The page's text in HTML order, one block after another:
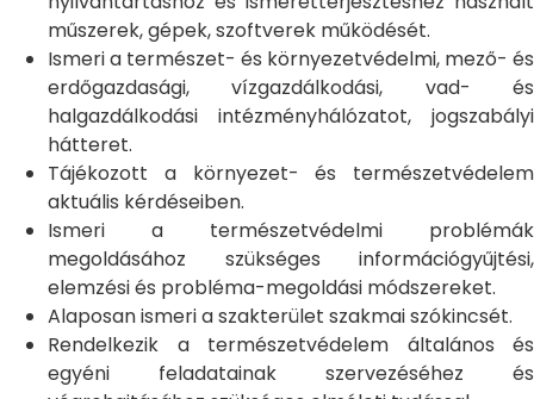
műszerek, gépek, szoftverek működését.
Ismeri a természet- és környezetvédelmi, mező- és
erdőgazdasági, vízgazdálkodási, vad- és
halgazdálkodási intézményhálózatot, jogszabályi
hátteret.
Tájékozott a környezet- és természetvédelem
aktuális kérdéseiben.
Ismeri a természetvédelmi problémák
megoldásához szükséges információgyűjtési,
elemzési és probléma-megoldási módszereket.
Alaposan ismeri a szakterület szakmai szókincsét.
Rendelkezik a természetvédelem általános és
egyéni feladatainak szervezéséhez és